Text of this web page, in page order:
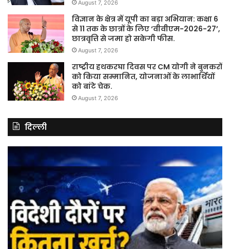
August 7, 2026
विज्ञान के क्षेत्र में यूपी का बड़ा अभियान: कक्षा 6
से 11 तक के छात्रों के लिए ‘वीवीएम-2026-27’,
छात्रवृत्ति से जमा हो सकेगी फीस.
August 7, 2026
राष्ट्रीय हथकरघा दिवस पर CM योगी ने बुनकरों
को किया सम्मानित, योजनाओं के लाभार्थियों
को बांटे चेक.
August 7, 2026
दिल्ली